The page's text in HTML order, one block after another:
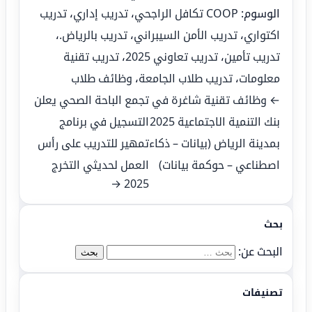
بحث
البحث عن:
تصنيفات
الوسوم: COOP تكافل الراجحي ، تدريب إداري، تدريب
اكتواري، تدريب الأمن السيبراني، تدريب بالرياض.،
تدريب تأمين، تدريب تعاوني 2025 ، تدريب تقنية
معلومات، تدريب طلاب الجامعة، وظائف طلاب
← وظائف تقنية شاغرة في
بنك التنمية الاجتماعية 2025
بمدينة الرياض (بيانات – ذكاء
اصطناعي – حوكمة بيانات)
تجمع الباحة الصحي يعلن
التسجيل في برنامج
تمهير للتدريب على رأس
العمل لحديثي التخرج
2025 →